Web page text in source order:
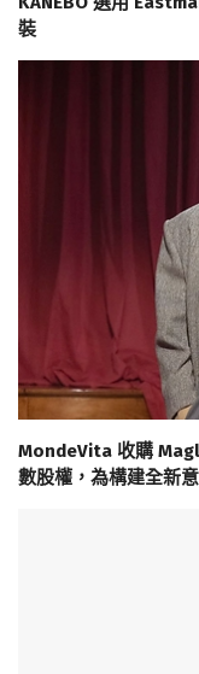
裝
MondeVita 收購
數股權，為構建全新